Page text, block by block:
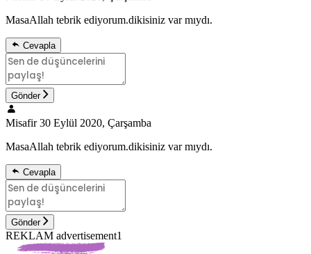
MasaAllah tebrik ediyorum.dikisiniz var mıydı.
Cevapla
Gönder
Misafir 30 Eylül 2020, Çarşamba
MasaAllah tebrik ediyorum.dikisiniz var mıydı.
Cevapla
Gönder
REKLAM advertisement1